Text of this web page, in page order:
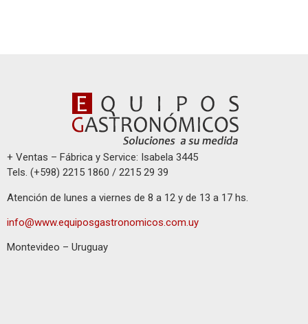
+ Ventas – Fábrica y Service: Isabela 3445
Tels. (+598) 2215 1860 / 2215 29 39
Atención de lunes a viernes de 8 a 12 y de 13 a 17 hs.
info@www.equiposgastronomicos.com.uy
Montevideo – Uruguay